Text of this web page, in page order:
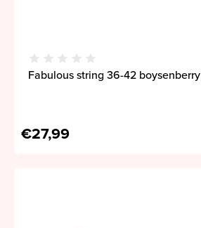
Fabulous string 36-42 boysenberry
€27,99